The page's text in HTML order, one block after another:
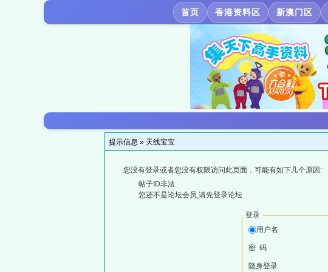
首页 香港资料区 新澳门区
提示信息 » 天线宝宝
您没有登录或者您没有权限访问此页面，可能有如下几个原因:
帖子ID非法
您还不是论坛会员,请先登录论坛
登录
用户名
密 码
隐身登录